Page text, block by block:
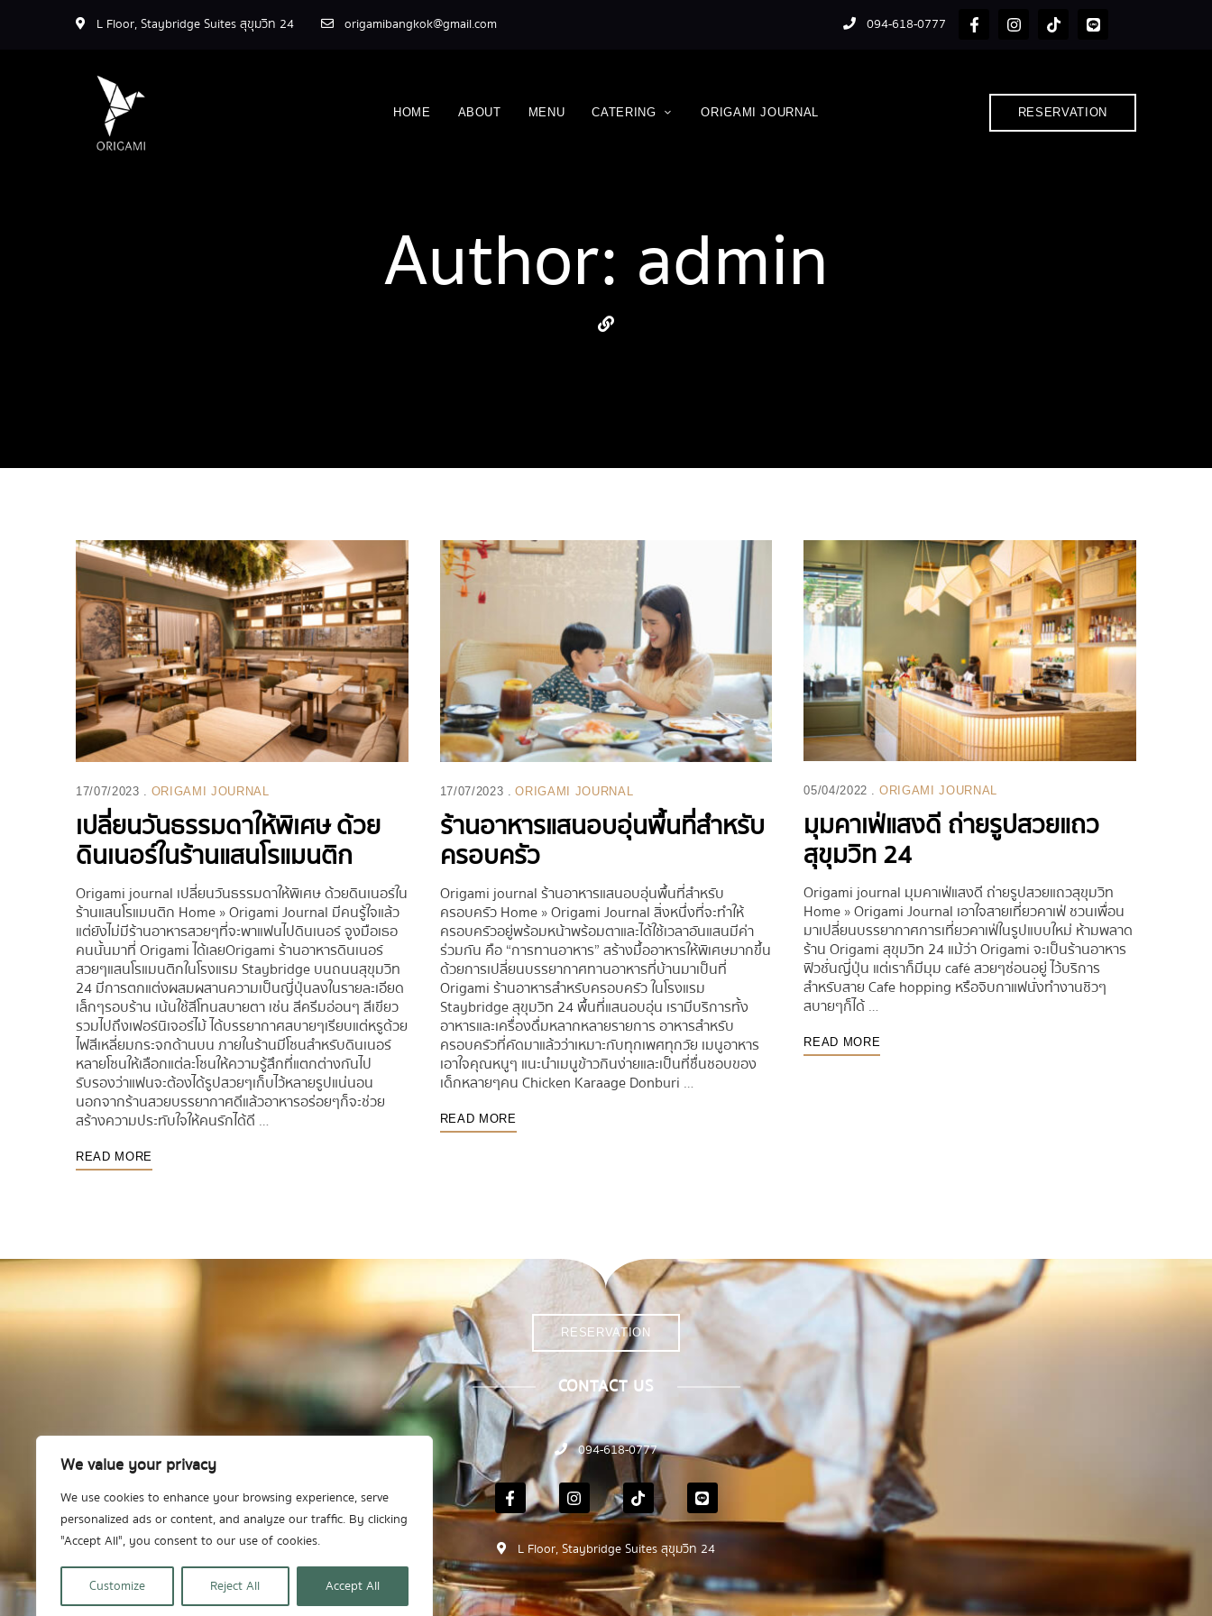
We value your privacy
We use cookies to enhance your browsing experience, serve
personalized ads or content, and analyze our traffic. By clicking
"Accept All", you consent to our use of cookies.
Customize Reject All Accept All
L Floor, Staybridge Suites สุขุมวิท 24 origamibangkok@gmail.com 094-618-0777
HOME ABOUT MENU CATERING ORIGAMI JOURNAL RESERVATION
Author: admin
17/07/2023 ORIGAMI JOURNAL
เปลี่ยนวันธรรมดาให้พิเศษ ด้วย
ดินเนอร์ในร้านแสนโรแมนติก
Origami journal เปลี่ยนวันธรรมดาให้พิเศษ ด้วยดินเนอร์ใน
ร้านแสนโรแมนติก Home » Origami Journal มีคนรู้ใจแล้ว
แต่ยังไม่มีร้านอาหารสวยๆที่จะพาแฟนไปดินเนอร์ จูงมือเธอ
คนนั้นมาที่ Origami ได้เลยOrigami ร้านอาหารดินเนอร์
สวยๆแสนโรแมนติกในโรงแรม Staybridge บนถนนสุขุมวิท
24 มีการตกแต่งผสมผสานความเป็นญี่ปุ่นลงในรายละเอียด
เล็กๆรอบร้าน เน้นใช้สีโทนสบายตา เช่น สีครีมอ่อนๆ สีเขียว
รวมไปถึงเฟอร์นิเจอร์ไม้ ได้บรรยากาศสบายๆเรียบแต่หรูด้วย
ไฟสีเหลี่ยมกระจกด้านบน ภายในร้านมีโซนสำหรับดินเนอร์
หลายโซนให้เลือกแต่ละโซนให้ความรู้สึกที่แตกต่างกันไป
รับรองว่าแฟนจะต้องได้รูปสวยๆเก็บไว้หลายรูปแน่นอน
นอกจากร้านสวยบรรยากาศดีแล้วอาหารอร่อยๆก็จะช่วย
สร้างความประทับใจให้คนรักได้ดี …
READ MORE
17/07/2023 ORIGAMI JOURNAL
ร้านอาหารแสนอบอุ่นพื้นที่สำหรับ
ครอบครัว
Origami journal ร้านอาหารแสนอบอุ่นพื้นที่สำหรับ
ครอบครัว Home » Origami Journal สิ่งหนึ่งที่จะทำให้
ครอบครัวอยู่พร้อมหน้าพร้อมตาและได้ใช้เวลาอันแสนมีค่า
ร่วมกัน คือ “การทานอาหาร” สร้างมื้ออาหารให้พิเศษมากขึ้น
ด้วยการเปลี่ยนบรรยากาศทานอาหารที่บ้านมาเป็นที่
Origami ร้านอาหารสำหรับครอบครัว ในโรงแรม
Staybridge สุขุมวิท 24 พื้นที่แสนอบอุ่น เรามีบริการทั้ง
อาหารและเครื่องดื่มหลากหลายรายการ อาหารสำหรับ
ครอบครัวที่คัดมาแล้วว่าเหมาะกับทุกเพศทุกวัย เมนูอาหาร
เอาใจคุณหนูๆ แนะนำเมนูข้าวกินง่ายและเป็นที่ชื่นชอบของ
เด็กหลายๆคน Chicken Karaage Donburi …
READ MORE
05/04/2022 ORIGAMI JOURNAL
​​มุมคาเฟ่แสงดี ถ่ายรูปสวยแถว
สุขุมวิท 24
Origami journal มุมคาเฟ่แสงดี ถ่ายรูปสวยแถวสุขุมวิท
Home » Origami Journal เอาใจสายเที่ยวคาเฟ่ ชวนเพื่อน
มาเปลี่ยนบรรยากาศการเที่ยวคาเฟ่ในรูปแบบใหม่ ห้ามพลาด
ร้าน Origami สุขุมวิท 24 แม้ว่า Origami จะเป็นร้านอาหาร
ฟิวชั่นญี่ปุ่น แต่เราก็มีมุม café สวยๆซ่อนอยู่ ไว้บริการ
สำหรับสาย Cafe hopping หรือจิบกาแฟนั่งทำงานชิวๆ
สบายๆก็ได้ …
READ MORE
RESERVATION
CONTACT US
094-618-0777
L Floor, Staybridge Suites สุขุมวิท 24